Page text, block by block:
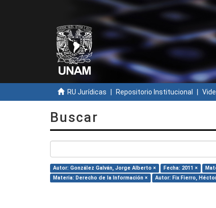
RU Jurídicas Repositorio Institucional
Buscar
Autor: González Galván, Jorge Alberto × Fecha: 2011 ×
Materia: Derecho de la Información ×
Autor: Fix Fierro,